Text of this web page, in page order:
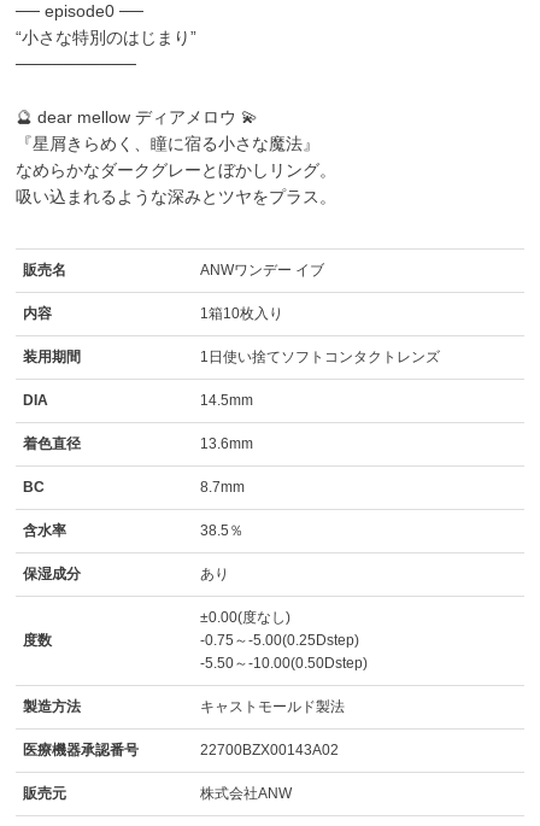
── episode0 ──
“小さな特別のはじまり”
──────────
🔮 dear mellow ディアメロウ 💫
『星屑きらめく、瞳に宿る小さな魔法』
なめらかなダークグレーとぼかしリング。
吸い込まれるような深みとツヤをプラス。
販売名 ANWワンデー イブ
内容 1箱10枚入り
装用期間 1日使い捨てソフトコンタクトレンズ
DIA 14.5mm
着色直径 13.6mm
BC 8.7mm
含水率 38.5％
保湿成分 あり
度数
±0.00(度なし)
-0.75～-5.00(0.25Dstep)
-5.50～-10.00(0.50Dstep)
製造方法 キャストモールド製法
医療機器承認番号 22700BZX00143A02
販売元 株式会社ANW